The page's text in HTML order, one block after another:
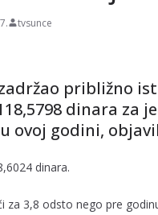
tvsunce
približno
dinara za
ovoj godini,
dinara.
za 3,8 odsto nego pre